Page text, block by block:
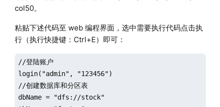
col50。
粘贴下述代码至 web 编程界面，选中需要执行代码点击执
行（执行快捷键：Ctrl+E）即可：
//登陆账户
login("admin", "123456")
//创建数据库和分区表
dbName = "dfs://stock"